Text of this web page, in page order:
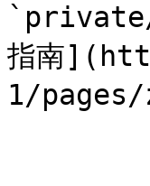
`private/
指南